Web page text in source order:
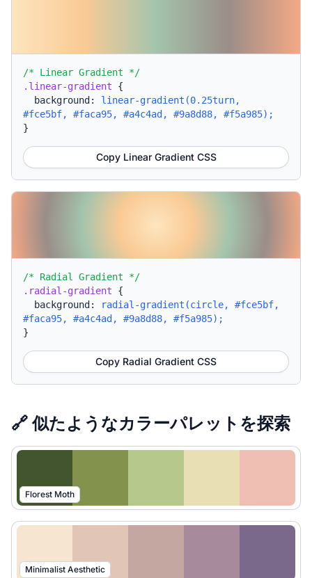
/* Linear Gradient */
.linear-gradient {
background: linear-gradient(0.25turn,
#fce5bf, #faca95, #a4c4ad, #9a8d88, #f5a985);
}
Copy Linear Gradient CSS
/* Radial Gradient */
.radial-gradient {
background:
radial-gradient(circle, #fce5bf,
#faca95, #a4c4ad, #9a8d88, #f5a985);
}
Copy Radial Gradient CSS
🔗 似たようなカラーパレットを探索
Florest Moth
Minimalist Aesthetic